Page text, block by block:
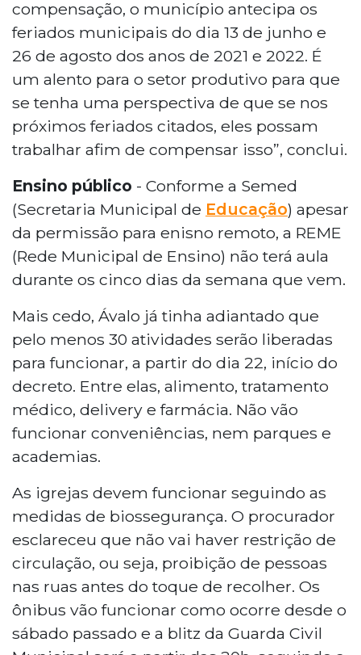
compensação, o município antecipa os
feriados municipais do dia 13 de junho e
26 de agosto dos anos de 2021 e 2022. É
um alento para o setor produtivo para que
se tenha uma perspectiva de que se nos
próximos feriados citados, eles possam
trabalhar afim de compensar isso”, conclui.
Ensino público - Conforme a Semed
(Secretaria Municipal de Educação) apesar
da permissão para enisno remoto, a REME
(Rede Municipal de Ensino) não terá aula
durante os cinco dias da semana que vem.
Mais cedo, Ávalo já tinha adiantado que
pelo menos 30 atividades serão liberadas
para funcionar, a partir do dia 22, início do
decreto. Entre elas, alimento, tratamento
médico, delivery e farmácia. Não vão
funcionar conveniências, nem parques e
academias.
As igrejas devem funcionar seguindo as
medidas de biossegurança. O procurador
esclareceu que não vai haver restrição de
circulação, ou seja, proibição de pessoas
nas ruas antes do toque de recolher. Os
ônibus vão funcionar como ocorre desde o
sábado passado e a blitz da Guarda Civil